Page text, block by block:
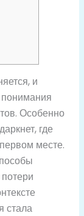
и
понимания
Особенно
где
месте.
стала